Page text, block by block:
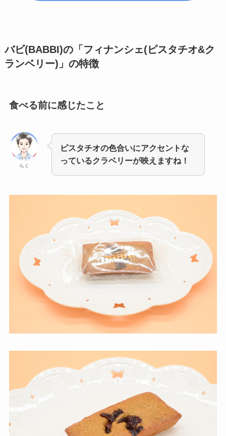
バビ(BABBI)の「フィナンシェ(ピスタチオ&ク
ランベリー) 」 の特徴
食べる前に感じたこと
らく
ピスタチオの色合いにアクセントな
っているクラベリーが映えますね！